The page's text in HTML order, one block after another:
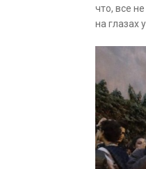
что, все
на глазах